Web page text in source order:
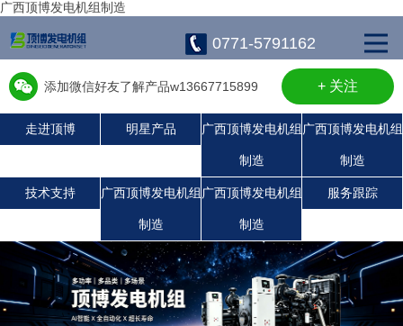
广西顶博发电机组制造
0771-5791162
添加微信好友了解产品w13667715899 + 关注
走进顶博 明星产品 广西顶博发电机组
制造
广西顶博发电机组
制造
技术支持 广西顶博发电机组
制造
广西顶博发电机组
制造
服务跟踪
广西顶博发电机组制造:静音发电机组
潍柴发电机组
珀金斯发电机组
广西顶博发电机组制造:沃尔沃发电机组
广西顶博发电机组制造:康明斯广西顶博发电机组制造
上柴发电机组
广西顶博发电机组制造:玉柴发电机组